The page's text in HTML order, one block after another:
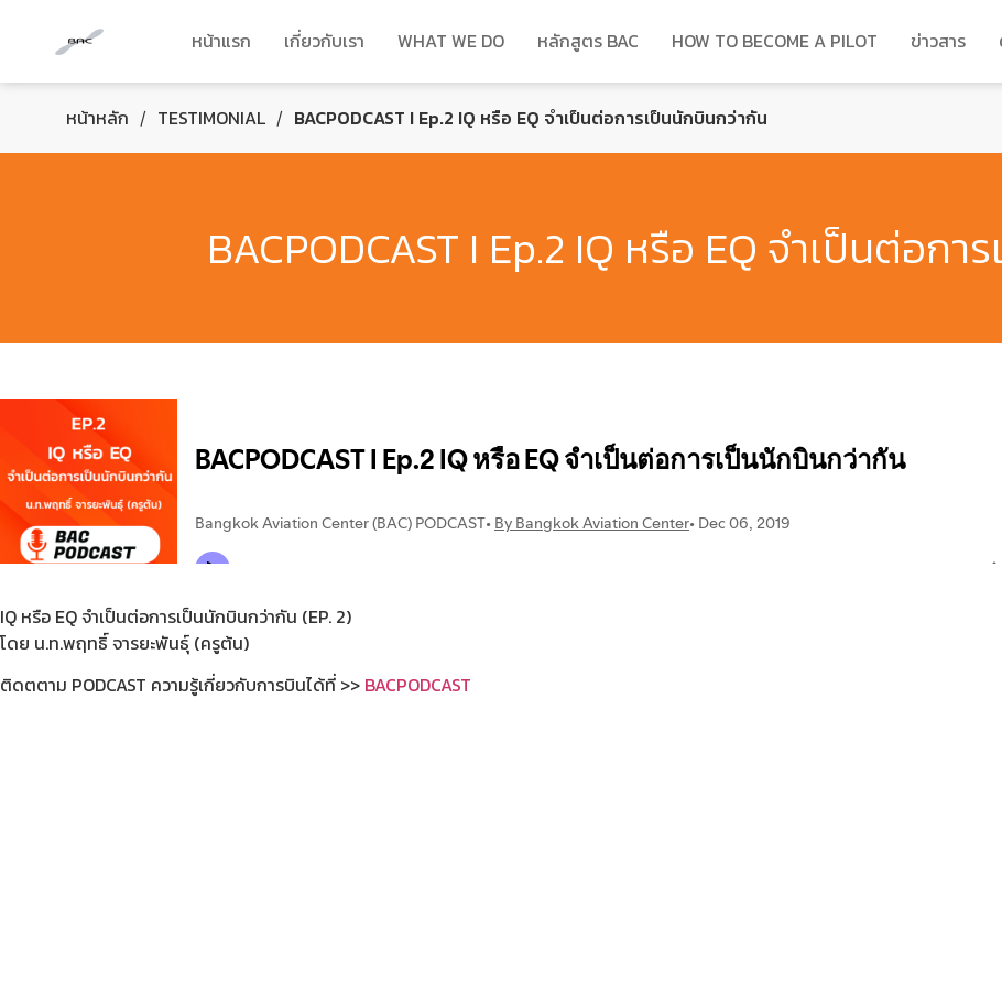
หน้าแรก เกี่ยวกับเรา WHAT WE DO หลักสูตร BAC HOW TO BECOME A PILOT ข่าวสาร
หน้าหลัก / TESTIMONIAL / BACPODCAST I Ep.2 IQ หรือ EQ จำเป็นต่อการเป็นนักบินกว่ากัน
BACPODCAST I Ep.2 IQ หรือ EQ จำเป็นต่อก
IQ หรือ EQ จำเป็นต่อการเป็นนักบินกว่ากัน (EP. 2)
โดย น.ท.พฤทธิ์ จารยะพันธุ์ (ครูต้น)
ติดตตาม PODCAST ความรู้เกี่ยวกับการบินได้ที่ >> BACPODCAST